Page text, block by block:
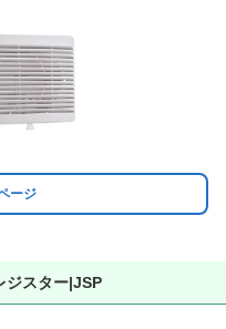
ージ
ジスター|JSP